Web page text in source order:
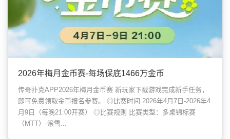
2026年梅月金币赛-每场保底1466万金币
传奇扑克APP2026年梅月金币赛 新玩家下载游戏完成新手任务，
即可免费领取金币报名参赛。 ◎比赛时间 2026年4月7日-2026年4
月9日（每晚21:00开赛） ◎比赛规则 比赛类型：多桌锦标赛
（MTT）-滚雪...